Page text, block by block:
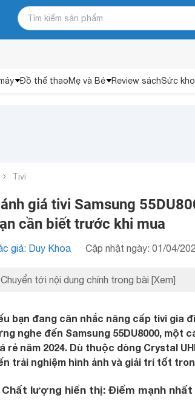
Đồ thể thaoMẹ và Bé Review sáchSức
Tivi
giá tivi Samsung
cần biết trước khi mua
giả: Duy Khoa Cập nhật ngày: 01/04/
Chuyển tới nội dung chính trong bài [Xem]
bạn đang cân nhắc nâng cấp tivi gia
nghe đến Samsung 55DU8000, một
rẻ năm 2024. Dù thuộc dòng Crystal
trải nghiệm hình ảnh và giải trí tốt
Chất lượng hiển thị: Điểm mạnh nhất